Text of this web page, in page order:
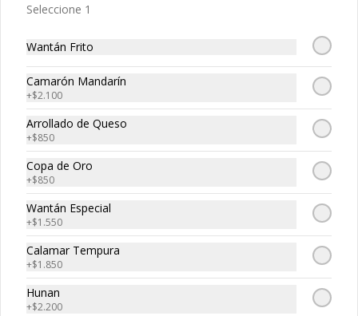
$21.250
Tepan - Xiu de Pollo
$13.650
Seleccione 1
Wantán Frito
Camarón Mandarín
+$2.100
Arrollado de Queso
+$850
Copa de Oro
+$850
Wantán Especial
+$1.550
Calamar Tempura
+$1.850
Hunan
+$2.200